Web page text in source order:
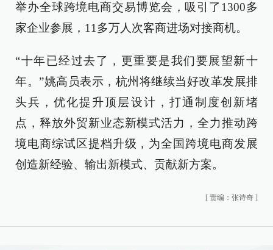
举办全球跨境电商交易博览会，吸引了1300多
家企业参展，11多万人次客商进场对接商机。
“十年已经过去了，更重要是我们要展望新十
年。”姚高员表示，杭州将继续当好改革发展排
头兵，优化提升顶层设计，打通制度创新堵
点，释放外贸新业态新模式活力，全力推动跨
境电商综试区提档升级，为全国跨境电商发展
创造新经验、输出新模式、贡献新方案。
[ 责编：张诗奇 ]